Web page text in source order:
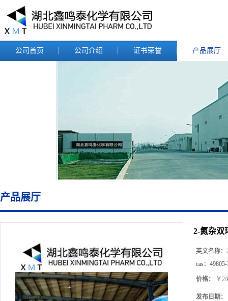
公司首页 公司介绍 证书荣誉 产品展厅
产品展厅
2-氮杂双
英文名称：
cas：
价格： ￥2/
发布日期：